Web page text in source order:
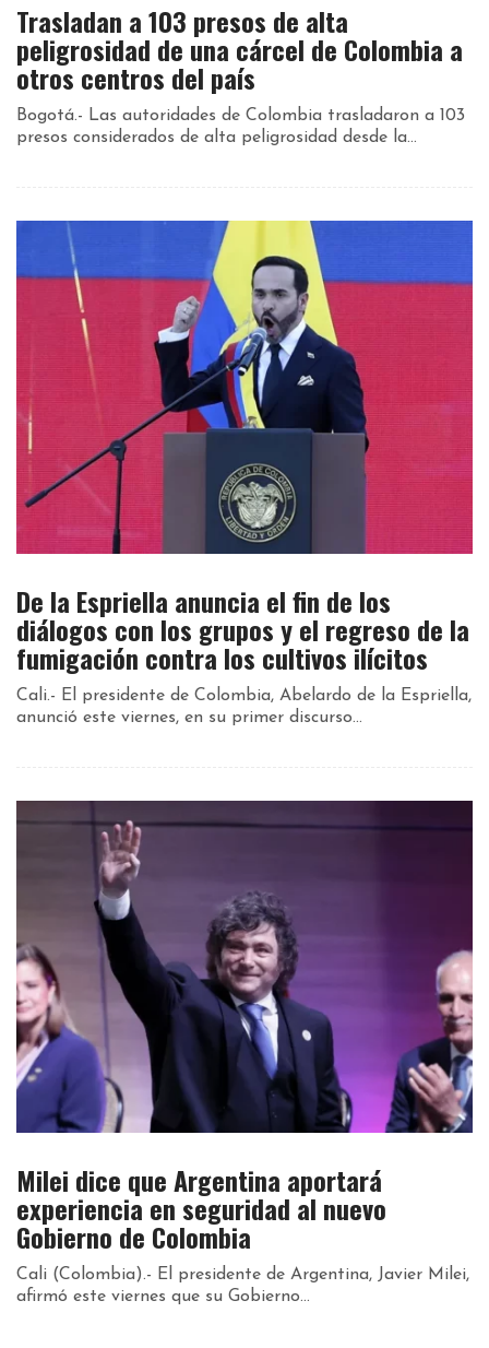
Trasladan a 103 presos de alta
peligrosidad de una cárcel de Colombia a
otros centros del país
Bogotá.- Las autoridades de Colombia trasladaron a 103
presos considerados de alta peligrosidad desde la...
De la Espriella anuncia el fin de los
diálogos con los grupos y el regreso de la
fumigación contra los cultivos ilícitos
Cali.- El presidente de Colombia, Abelardo de la Espriella,
anunció este viernes, en su primer discurso...
Milei dice que Argentina aportará
experiencia en seguridad al nuevo
Gobierno de Colombia
Cali (Colombia).- El presidente de Argentina, Javier Milei,
afirmó este viernes que su Gobierno...